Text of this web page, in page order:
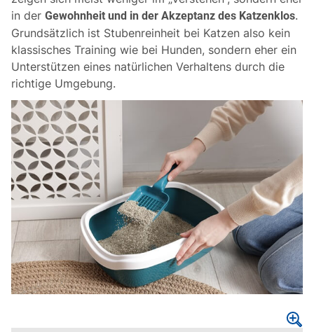
in der Gewohnheit und in der Akzeptanz des Katzenklos.
Grundsätzlich ist Stubenreinheit bei Katzen also kein
klassisches Training wie bei Hunden, sondern eher ein
Unterstützen eines natürlichen Verhaltens durch die
richtige Umgebung.